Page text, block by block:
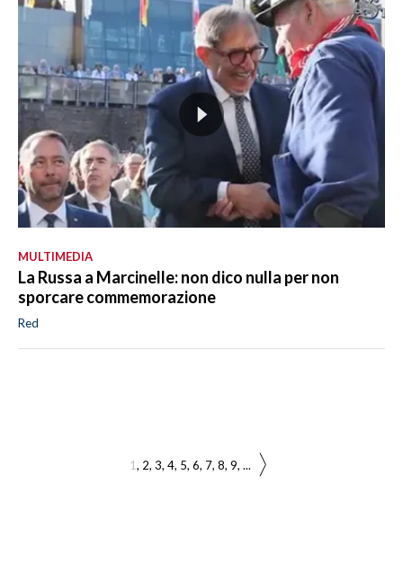
MULTIMEDIA
La Russa a Marcinelle: non dico nulla per non
sporcare commemorazione
Red
1 2 3 4 5 6 7 8 9 ...